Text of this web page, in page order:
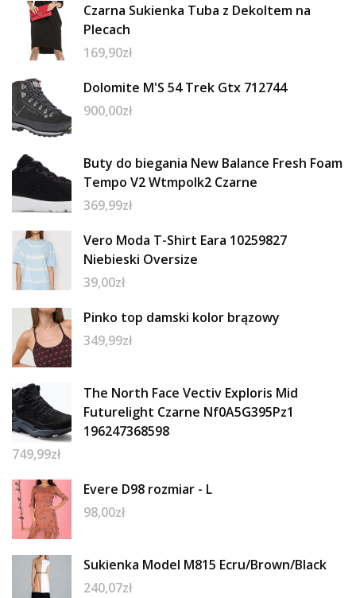
Czarna Sukienka Tuba z Dekoltem na
Plecach
169,90zł
Dolomite M'S 54 Trek Gtx 712744
900,00zł
Buty do biegania New Balance Fresh Foam
Tempo V2 Wtmpolk2 Czarne
369,99zł
Vero Moda T-Shirt Eara 10259827
Niebieski Oversize
39,00zł
Pinko top damski kolor brązowy
349,99zł
The North Face Vectiv Exploris Mid
Futurelight Czarne Nf0A5G395Pz1
196247368598
749,99zł
Evere D98 rozmiar - L
98,00zł
Sukienka Model M815 Ecru/Brown/Black
240,07zł